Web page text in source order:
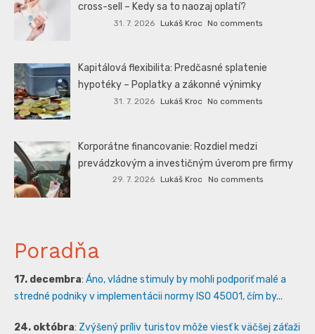
cross-sell – Kedy sa to naozaj oplatí?
31. 7. 2026 Lukáš Kroc No comments
Kapitálová flexibilita: Predčasné splatenie
hypotéky – Poplatky a zákonné výnimky
31. 7. 2026 Lukáš Kroc No comments
Korporátne financovanie: Rozdiel medzi
prevádzkovým a investičným úverom pre firmy
29. 7. 2026 Lukáš Kroc No comments
Poradňa
17. decembra: Áno, vládne stimuly by mohli podporiť malé a
stredné podniky v implementácii normy ISO 45001, čím by...
24. októbra: Zvýšený príliv turistov môže viesť k väčšej záťaži